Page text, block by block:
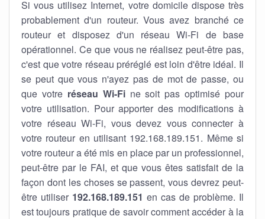
Si vous utilisez Internet, votre domicile dispose très
probablement d'un routeur. Vous avez branché ce
routeur et disposez d'un réseau Wi-Fi de base
opérationnel. Ce que vous ne réalisez peut-être pas,
c'est que votre réseau préréglé est loin d'être idéal. Il
se peut que vous n'ayez pas de mot de passe, ou
que votre réseau Wi-Fine soit pas optimisé pour
votre utilisation. Pour apporter des modifications à
votre réseau Wi-Fi, vous devez vous connecter à
votre routeur en utilisant 192.168.189.151. Même si
votre routeur a été mis en place par un professionnel,
peut-être par le FAI, et que vous êtes satisfait de la
façon dont les choses se passent, vous devrez peut-
être utiliser 192.168.189.151 en cas de problème. Il
est toujours pratique de savoir comment accéder à la